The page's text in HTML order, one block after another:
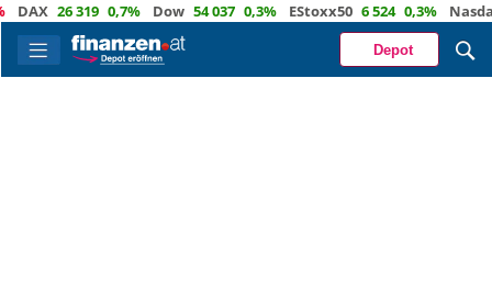
26 319 0,7% Dow 54 037 0,3% EStoxx50 6 524 0,3% Nasdaq
Depot